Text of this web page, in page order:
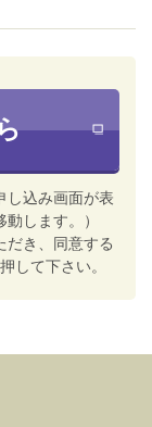
し込み画面が表
します。）
だき、同意する
して下さい。